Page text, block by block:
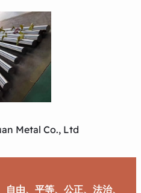
Metal Co., Ltd
由、平等、公正、法治、